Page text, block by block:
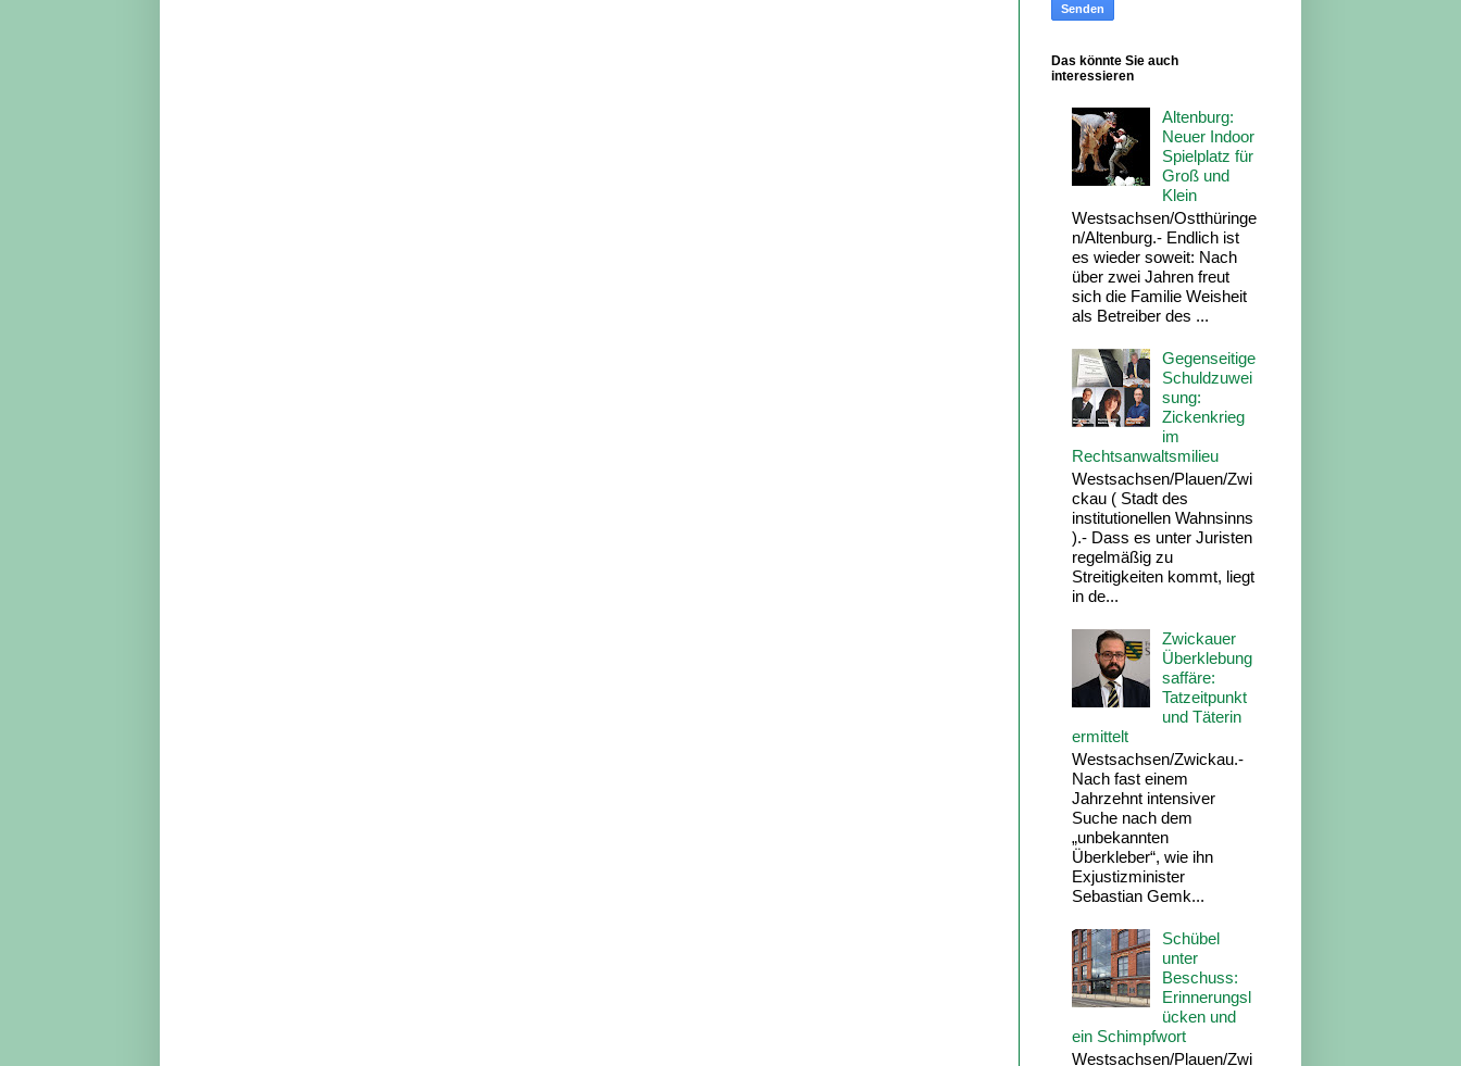
Das könnte Sie auch
interessieren
Altenburg:
Neuer Indoor
Spielplatz für
Groß und
Klein
Westsachsen/Ostthüringe
n/Altenburg.- Endlich ist
es wieder soweit: Nach
über zwei Jahren freut
sich die Familie Weisheit
als Betreiber des ...
Gegenseitige
Schuldzuwei
sung:
Zickenkrieg
im
Rechtsanwaltsmilieu
Westsachsen/Plauen/Zwi
ckau ( Stadt des
institutionellen Wahnsinns
).- Dass es unter Juristen
regelmäßig zu
Streitigkeiten kommt, liegt
in de...
Zwickauer
Überklebung
saffäre:
Tatzeitpunkt
und Täterin
ermittelt
Westsachsen/Zwickau.-
Nach fast einem
Jahrzehnt intensiver
Suche nach dem
„unbekannten
Überkleber“, wie ihn
Exjustizminister
Sebastian Gemk...
Schübel
unter
Beschuss:
Erinnerungsl
ücken und
ein Schimpfwort
Westsachsen/Plauen/Zwi